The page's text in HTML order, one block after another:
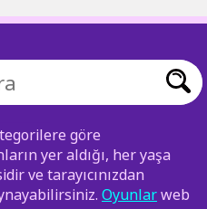
göre
yer aldığı, her yaşa
ve tarayıcınızdan
Oyunlarweb